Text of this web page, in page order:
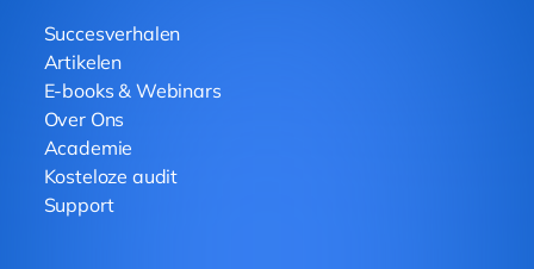
Succesverhalen
Artikelen
E-books & Webinars
Over Ons
Academie
Kosteloze audit
Support